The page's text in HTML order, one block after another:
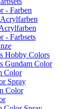
- Farben
- Farbsets
Hobby Colors
Gundam Color
Color
Spray
Color